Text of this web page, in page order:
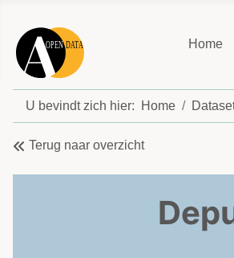
Home
U bevindt zich hier: Home
Terug naar overzicht